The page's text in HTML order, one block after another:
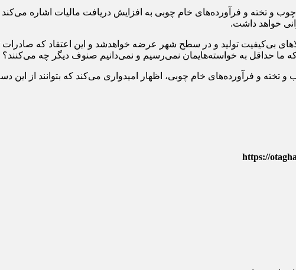
خواهد داشت.
بی‌کیفیت تولید و در سطح شهر عرضه خواهدشد و این اعتقاد که
ما حداقل به خواسته‌هایمان نمی‌رسیم و نمی‌دانیم صنوف دیگر چه
و فرآورده‌های خام چوبی، اظهار امیدواری می‌کند که بتوانند از این
https://